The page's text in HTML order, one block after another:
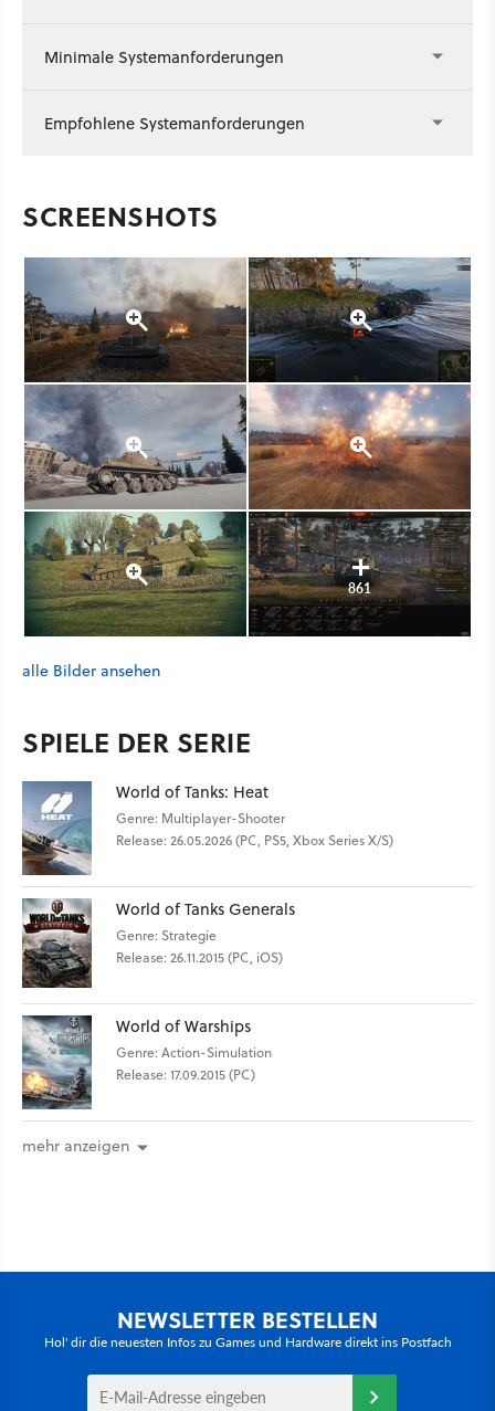
Minimale Systemanforderungen
Empfohlene Systemanforderungen
SCREENSHOTS
861
alle Bilder ansehen
SPIELE DER SERIE
World of Tanks: Heat
Genre: Multiplayer-Shooter
Release: 26.05.2026 (PC, PS5, Xbox Series X/S)
World of Tanks Generals
Genre: Strategie
Release: 26.11.2015 (PC, iOS)
World of Warships
Genre: Action-Simulation
Release: 17.09.2015 (PC)
mehr anzeigen
NEWSLETTER BESTELLEN
Hol' dir die neuesten Infos zu Games und Hardware direkt ins Postfach